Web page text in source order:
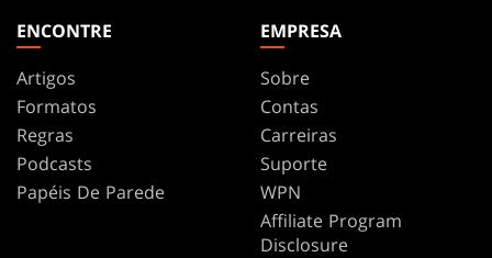
ENCONTRE
Artigos
Formatos
Regras
Podcasts
Papéis De Parede
EMPRESA
Sobre
Contas
Carreiras
Suporte
WPN
Affiliate Program
Disclosure